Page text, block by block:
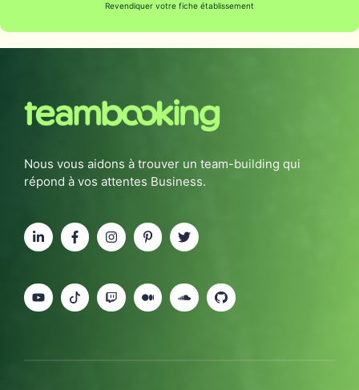
Revendiquer votre fiche établissement
Nous vous aidons à trouver un team-building qui
répond à vos attentes Business.